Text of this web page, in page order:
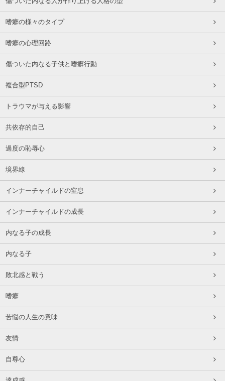
嗜癖の様々のタイプ
嗜癖の心理回路
傷ついた内なる子供と嗜癖行動
複合型PTSD
トラウマが与える影響
共依存的自己
過度の恥辱心
境界線
インナーチャイルドの窒息
インナーチャイルドの成長
内なる子の成長
内なる子
敗北感と戦う
嗜癖
苦悩の人生の意味
友情
自尊心